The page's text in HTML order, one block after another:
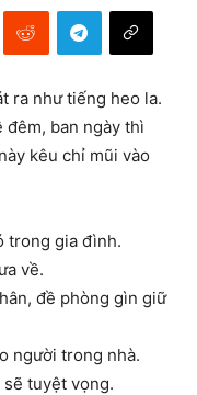
ra như tiếng heo la.
đêm, ban ngày thì
kêu chỉ mũi vào
trong gia đình.
về.
đề phòng gìn giữ
người trong nhà.
tuyệt vọng.